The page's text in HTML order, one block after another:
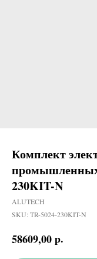
Комплект
промышленных
230KIT-N
ALUTECH
SKU: TR-5024-230KIT-N
58609,00р.